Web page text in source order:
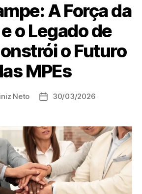
A Força da
o Legado de
o Futuro
MPEs
Neto 30/03/2026